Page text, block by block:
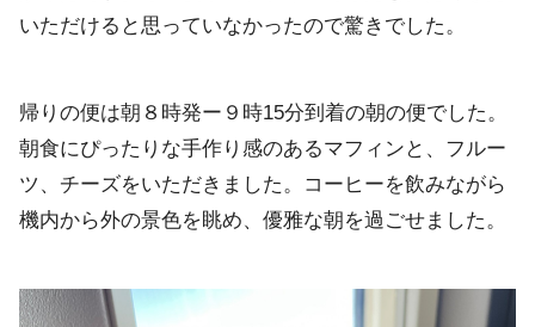
いただけると思っていなかったので驚きでした。
帰りの便は朝８時発ー９時15分到着の朝の便でした。
朝食にぴったりな手作り感のあるマフィンと、フルー
ツ、チーズをいただきました。コーヒーを飲みながら
機内から外の景色を眺め、優雅な朝を過ごせました。